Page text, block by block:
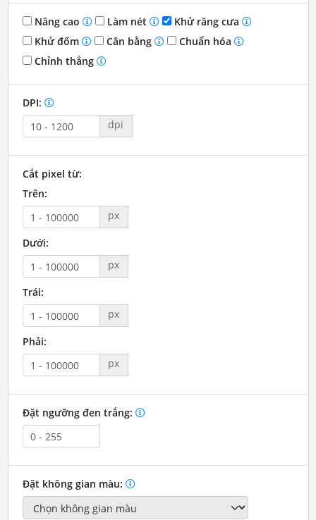
Nâng cao Làm nét
Khử răng cưa
Khử đốm
Cân bằng
Chuẩn hóa
Chỉnh thẳng
DPI:
dpi
Cắt pixel từ:
Trên:
px
Dưới:
px
Trái:
px
Phải:
px
Đặt ngưỡng đen trắng:
Đặt không gian màu: